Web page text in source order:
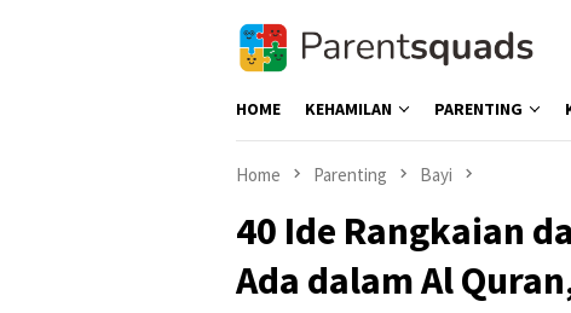
HOME KEHAMILAN PARENTING
Home Parenting Bayi
40 Ide Rangkaian
Ada dalam Al